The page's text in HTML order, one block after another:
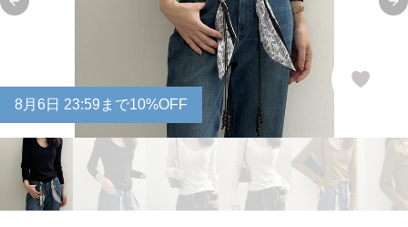
Previous slide
8月 6 日 23:59まで10%OFF